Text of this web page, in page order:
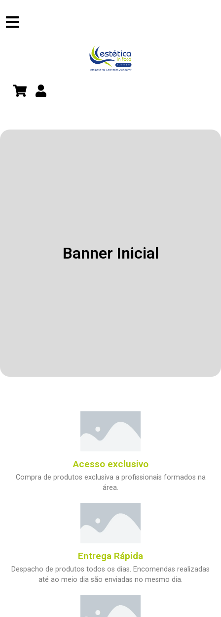
Banner Inicial
Acesso exclusivo
Compra de produtos exclusiva a profissionais formados na
área.
Entrega Rápida
Despacho de produtos todos os dias. Encomendas realizadas
até ao meio dia são enviadas no mesmo dia.